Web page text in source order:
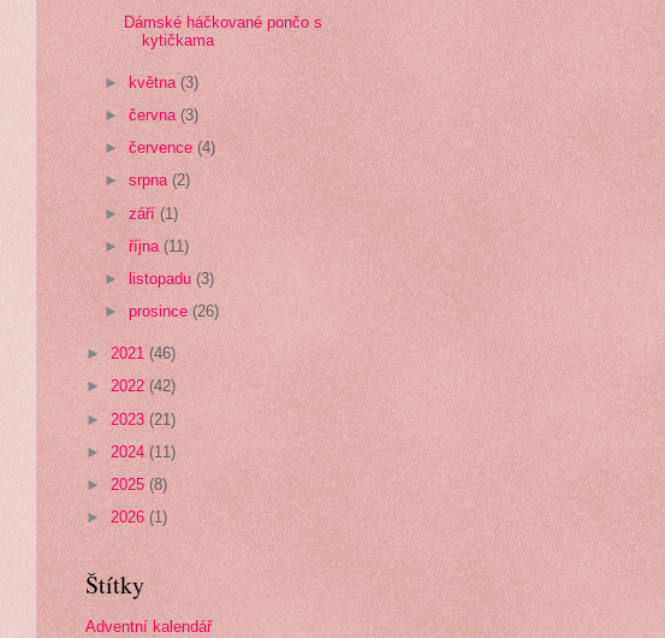
Dámské háčkované pončo s
kytičkama
► května(3)
►června(3)
►července(4)
►srpna(2)
►září(1)
►října(11)
►
listopadu(3)
►prosince(26)
► 2021 (46)
► 2022 (42)
► 2023 (21)
► 2024 (11)
► 2025 (8)
► 2026 (1)
Štítky
Adventní kalendář